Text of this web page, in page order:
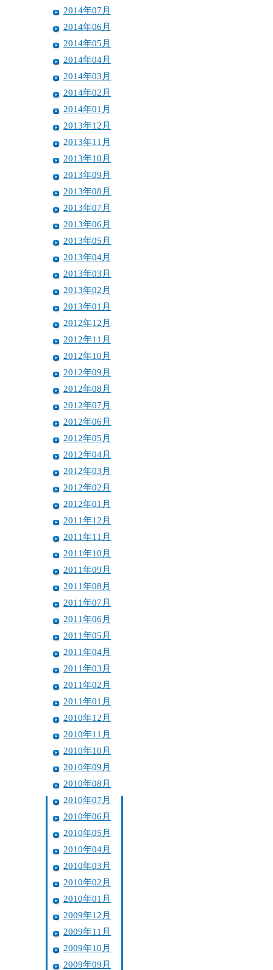
2014年07月
2014年06月
2014年05月
2014年04月
2014年03月
2014年02月
2014年01月
2013年12月
2013年11月
2013年10月
2013年09月
2013年08月
2013年07月
2013年06月
2013年05月
2013年04月
2013年03月
2013年02月
2013年01月
2012年12月
2012年11月
2012年10月
2012年09月
2012年08月
2012年07月
2012年06月
2012年05月
2012年04月
2012年03月
2012年02月
2012年01月
2011年12月
2011年11月
2011年10月
2011年09月
2011年08月
2011年07月
2011年06月
2011年05月
2011年04月
2011年03月
2011年02月
2011年01月
2010年12月
2010年11月
2010年10月
2010年09月
2010年08月
2010年07月
2010年06月
2010年05月
2010年04月
2010年03月
2010年02月
2010年01月
2009年12月
2009年11月
2009年10月
2009年09月